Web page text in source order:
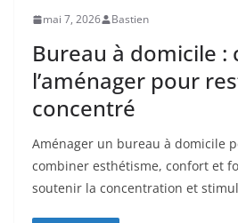
mai 7, 2026 Bastien
Bureau à domicile
l’aménager pour
concentré
Aménager un bureau à domicile
combiner esthétisme, confort et
soutenir la concentration et